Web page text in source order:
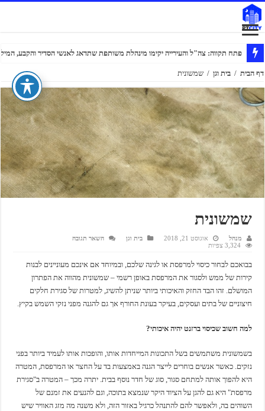
פתח תקווה: צה"ל והעירייה יקימו מינהלת משותפת שתדאג לאנשי הסדיר והקבע,
דף הבית / בית וגן / שמשונית
שמשונית
מנהל אוגוסט 21, 2018 בית וגן
השאר תגובה
3,324 צפיות
בבואכם לבחור כיסוי למרפסת או לגינה שלכם, ובמיוחד אם אינכם מעוניינים לבנות
קירות של ממש ולסגור את המרפסת באופן רשמי – שמשונית מהווה את הפתרון
המושלם. זהו הבד החזק והאיכותי ביותר שניתן להשיג, למטרות של סגירת חלקים
חיצוניים של בתים ועסקים, בעיקר בעונת החורף אך גם להגנה מפני נזקי השמש בקיץ.
למה חשוב שכיסוי ברזנט יהיה איכותי?
בשמשונית משתמשים בשל התכונות המייחדות אותו, והופכות אותו לעמיד ביותר בפני
נזקים. כאשר אנשים בוחרים לייצר הגנה באמצעות בד על החצר או המרפסת, המטרה
היא להפוך אותה למתחם סגור, סוג של חדר נוסף בבית. יתרה מכך – המטרה ב"סגירת
מרפסת" היא גם להגן על הציוד היקר שנמצא בתוכה, וגם להנעים את זמנם של
השוהים בה, ולאפשר להם להתנהל כרגיל באזור הזה, ולא משנה מה מזג האוויר שיש